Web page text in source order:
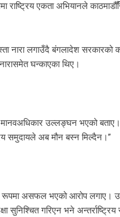
राष्ट्रिय एकता अभियानले
नारा लगाउँदै बंगलादेश सरकारको
घन्काएका थिए।
मानवअधिकार उल्लङ्घन भएको
समुदायले अब मौन बस्न मिल्दैन।”
रूपमा असफल भएको आरोप लगाए।
सुनिश्चित गरिएन भने अन्तर्राष्ट्रिय